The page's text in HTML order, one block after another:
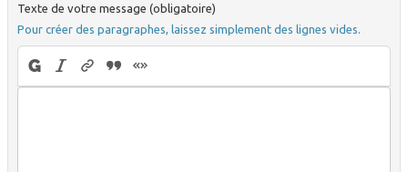
Texte de votre message (obligatoire)
Pour créer des paragraphes, laissez simplement des lignes vides.